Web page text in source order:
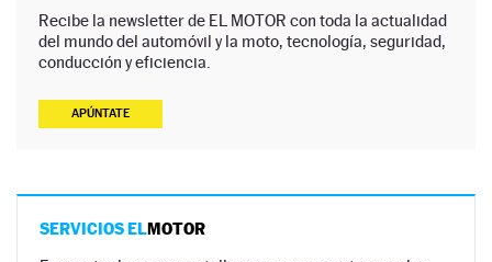
Recibe la newsletter de EL MOTOR con toda la actualidad
del mundo del automóvil y la moto, tecnología, seguridad,
conducción y eficiencia.
APÚNTATE
SERVICIOS ELMOTOR